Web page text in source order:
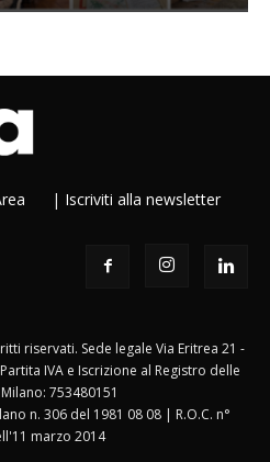
| Iscriviti alla newsletter
riservati. Sede legale Via Eritrea 21 -
IVA e Iscrizione al Registro delle
753480151
n. 306 del 1981 08 08 | R.O.C. n°
marzo 2014